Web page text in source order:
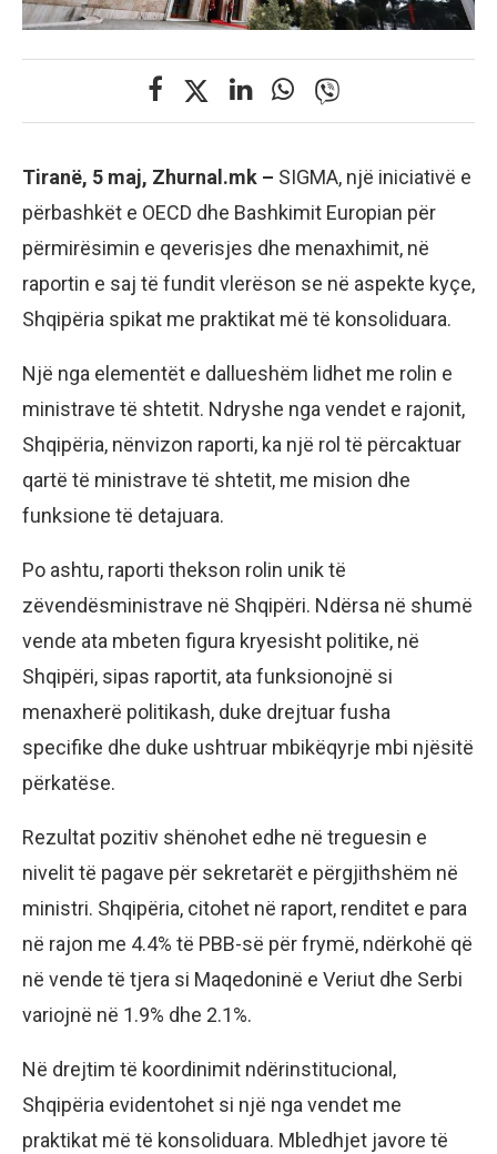
Tiranë, 5 maj, Zhurnal.mk – SIGMA, një iniciativë e
përbashkët e OECD dhe Bashkimit Europian për
përmirësimin e qeverisjes dhe menaxhimit, në
raportin e saj të fundit vlerëson se në aspekte kyçe,
Shqipëria spikat me praktikat më të konsoliduara.
Një nga elementët e dallueshëm lidhet me rolin e
ministrave të shtetit. Ndryshe nga vendet e rajonit,
Shqipëria, nënvizon raporti, ka një rol të përcaktuar
qartë të ministrave të shtetit, me mision dhe
funksione të detajuara.
Po ashtu, raporti thekson rolin unik të
zëvendësministrave në Shqipëri. Ndërsa në shumë
vende ata mbeten figura kryesisht politike, në
Shqipëri, sipas raportit, ata funksionojnë si
menaxherë politikash, duke drejtuar fusha
specifike dhe duke ushtruar mbikëqyrje mbi njësitë
përkatëse.
Rezultat pozitiv shënohet edhe në treguesin e
nivelit të pagave për sekretarët e përgjithshëm në
ministri. Shqipëria, citohet në raport, renditet e para
në rajon me 4.4% të PBB-së për frymë, ndërkohë që
në vende të tjera si Maqedoninë e Veriut dhe Serbi
variojnë në 1.9% dhe 2.1%.
Në drejtim të koordinimit ndërinstitucional,
Shqipëria evidentohet si një nga vendet me
praktikat më të konsoliduara. Mbledhjet javore të